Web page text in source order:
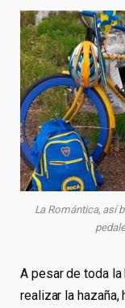
La Romántica, así
A pesar de toda
realizar la